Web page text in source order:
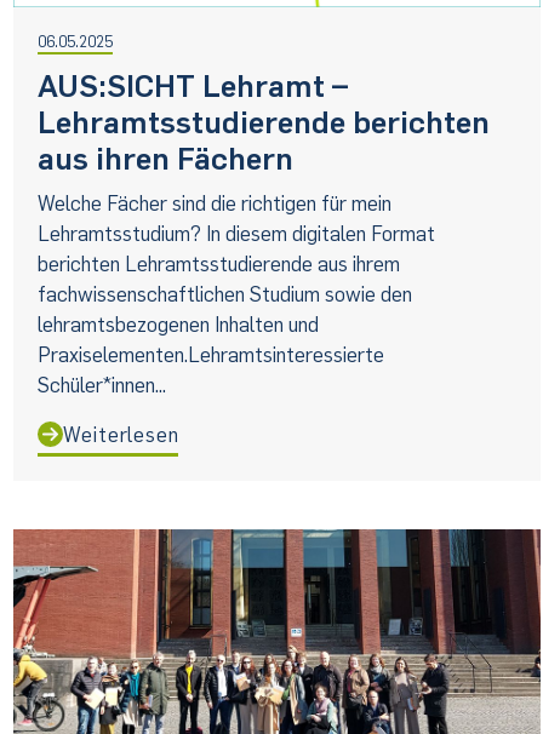
06.05.2025
AUS:SICHT Lehramt –
Lehramtsstudierende berichten
aus ihren Fächern
Welche Fächer sind die richtigen für mein
Lehramtsstudium? In diesem digitalen Format
berichten Lehramtsstudierende aus ihrem
fachwissenschaftlichen Studium sowie den
lehramtsbezogenen Inhalten und
Praxiselementen.Lehramtsinteressierte
Schüler*innen...
Weiterlesen